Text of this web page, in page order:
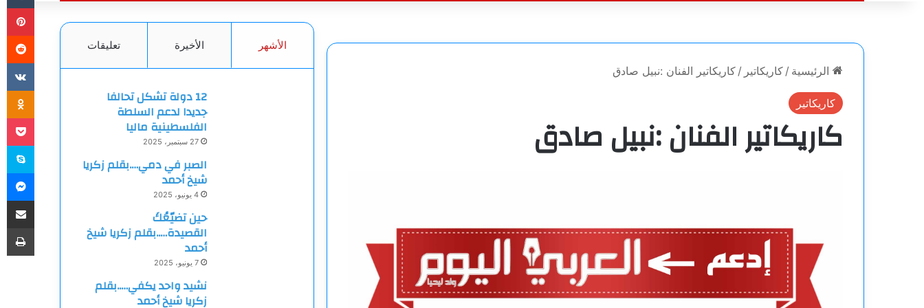
عن
الرئيسية / كاريكاتير / كاريكاتير الفنان :نبيل صادق
كاريكاتير
كاريكاتير الفنان :نبيل صادق
الأشهر الأخيرة تعليقات
12 دولة تشكل تحالفا
جديدا لدعم السلطة
الفلسطينية ماليا
27 سبتمبر، 2025
الصبر في دمي….بقلم زكريا
شيخ أحمد
4 يونيو، 2025
حين تضيّعُكَ
القصيدة…..بقلم زكريا شيخ
أحمد
7 يونيو، 2025
نشيد واحد يكفي…..بقلم
زكريا شيخ أحمد